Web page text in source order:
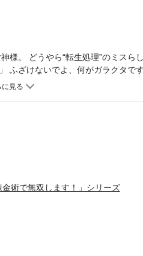
様。 どうやら“転生処理”のミスら
ふざけないでよ、何がガラクタで
世と同じじゃない！ だけど、こ
術で無双します！」シリーズ